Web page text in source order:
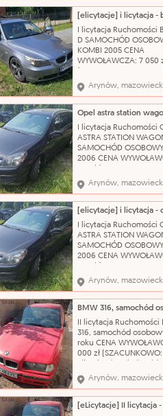
prawa tylna lampa.
sprzęgło. Brak koła
zapasowego, klucza do
podnośnika. Stan
używany OC ważne
I licytacja Ruchomości
D SAMOCHÓD
KOMBI 2005 CENA
WYWOŁAWCZA: 7 050
Uszkodzony,
przedni zderzak.
prawa tylna lampa.
sprzęgło. Brak koła
zapasowego, klucza do
podnośnika. Stan
używany OC ważne
Arynów,
I licytacja Ruchomości
ASTRA STATION
SAMOCHÓD
2006 CENA
Pojazd po dłuższym
obecnie wymaga
mechanicznej. W wielu
miejscach liczne rysy
Wnętrze wymaga
gruntownego
Nazwa katalogowa: S
Arynów,
I licytacja Ruchomości
ASTRA STATION
SAMOCHÓD
2006 CENA
Pojazd po dłuższym
obecnie wymaga
mechanicznej. W wielu
miejscach liczne rysy
Wnętrze wymaga
gruntownego
Nazwa katalogowa: S
Arynów,
II licytacja Ruchomości
316, samochód
roku CENA
000 zł
korozję, łuszczący się
bezbarwny oraz liczne
uszkodzenia i otarcia
swojej powierzchni.
Arynów,